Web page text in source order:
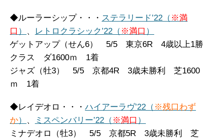
◆ルーラーシップ・・・ ステラリード’22（ ※満
口 ） 、 レトロクラシック’22（ ※満口 ）
ゲットアップ（せん6） 5/5 東京6R 4歳以上1勝
クラス ダ1600ｍ 1着
ジャズ（牡3） 5/5 京都4R 3歳未勝利 芝1600
ｍ 1着
◆レイデオロ・・・ ハイアーラヴ’22（ ※残口わず
か） 、 ミスペンバリー’22（ ※満口 ）
ミナデオロ（牡3） 5/5 京都5R 3歳未勝利 芝